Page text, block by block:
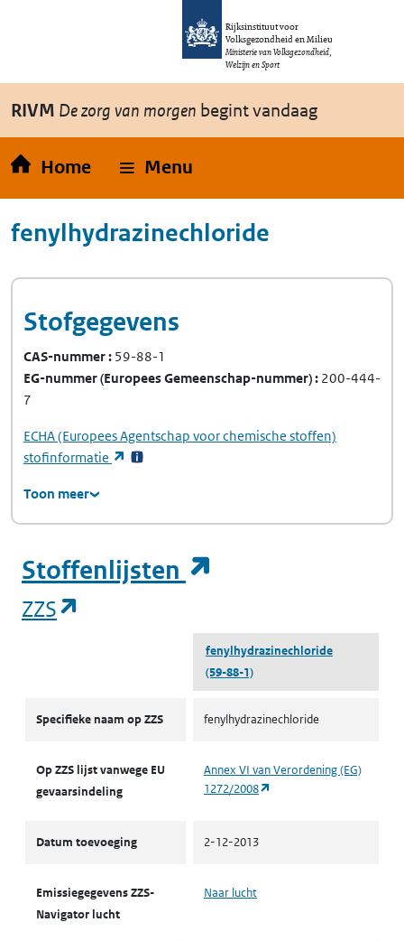
Overslaan en naar de inhoud gaan
Rijksinstituut voor
Volksgezondheid en Milieu
Ministerie van Volksgezondheid,
Welzijn en Sport
RIVM De zorg van morgen begint vandaag
Home Menu
fenylhydrazinechloride
Stofgegevens
CAS-nummer 59-88-1
EG-nummer(Europees Gemeenschap-nummer) 200-444-
7
ECHA(Europees Agentschap voor chemische stoffen)
stofinformatie
(opent in een nieuw tabblad)
Toon meer
Stoffenlijsten
ZZS
fenylhydrazinechloride
(59-88-1)
Specifieke naam op ZZS fenylhydrazinechloride
Op ZZS lijst vanwege EU
gevaarsindeling
Annex VI van Verordening (EG)
1272/2008
Datum toevoeging 2-12-2013
Emissiegegevens ZZS-
Navigator lucht
Naar lucht